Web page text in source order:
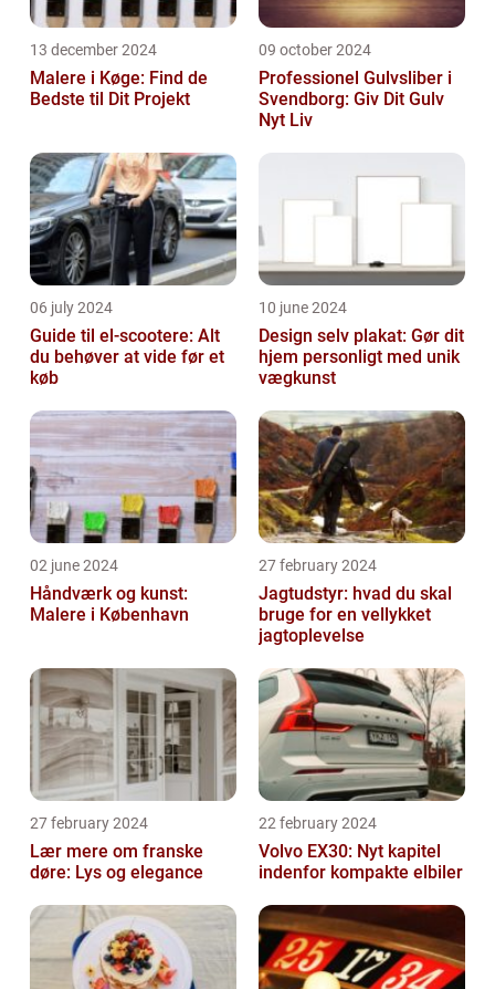
13 december 2024
Malere i Køge: Find de
Bedste til Dit Projekt
09 october 2024
Professionel Gulvsliber i
Svendborg: Giv Dit Gulv
Nyt Liv
06 july 2024
Guide til el-scootere: Alt
du behøver at vide før et
køb
10 june 2024
Design selv plakat: Gør dit
hjem personligt med unik
vægkunst
02 june 2024
Håndværk og kunst:
Malere i København
27 february 2024
Jagtudstyr: hvad du skal
bruge for en vellykket
jagtoplevelse
27 february 2024
Lær mere om franske
døre: Lys og elegance
22 february 2024
Volvo EX30: Nyt kapitel
indenfor kompakte elbiler